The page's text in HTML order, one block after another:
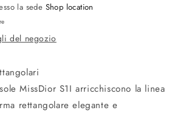
la sede Shop location
del negozio
MissDior S1I arricchiscono la linea
rettangolare elegante e